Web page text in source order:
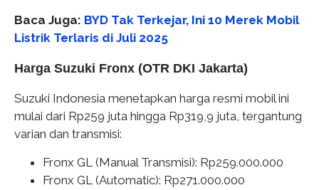
Baca Juga: BYD Tak Terkejar, Ini 10 Merek Mobil
Listrik Terlaris di Juli 2025
Harga Suzuki Fronx (OTR DKI Jakarta)
Suzuki Indonesia menetapkan harga resmi mobil ini
mulai dari Rp259 juta hingga Rp319,9 juta, tergantung
varian dan transmisi:
Fronx GL (Manual Transmisi): Rp259.000.000
Fronx GL (Automatic): Rp271.000.000